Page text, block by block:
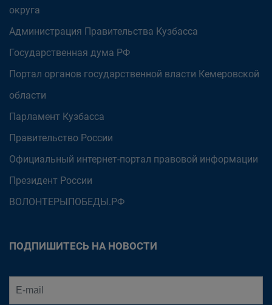
округа
Администрация Правительства Кузбасса
Государственная дума РФ
Портал органов государственной власти Кемеровской
области
Парламент Кузбасса
Правительство России
Официальный интернет-портал правовой информации
Президент России
ВОЛОНТЕРЫПОБЕДЫ.РФ
ПОДПИШИТЕСЬ НА НОВОСТИ